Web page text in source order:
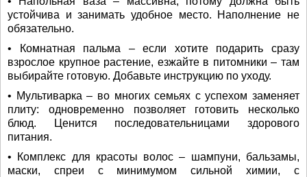
устойчива и занимать удобное место. Наполнение не
обязательно.
• Комнатная пальма – если хотите подарить сразу
взрослое крупное растение, езжайте в питомники – там
выбирайте готовую. Добавьте инструкцию по уходу.
• Мультиварка – во многих семьях с успехом заменяет
плиту: одновременно позволяет готовить несколько
блюд. Ценится последовательницами здорового
питания.
• Комплекс для красоты волос – шампуни, бальзамы,
маски, спреи с минимумом сильной химии, с